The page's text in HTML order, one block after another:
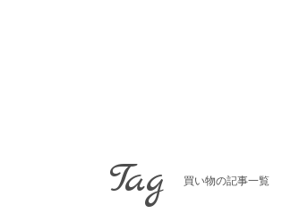
Tag 買い物の記事一覧